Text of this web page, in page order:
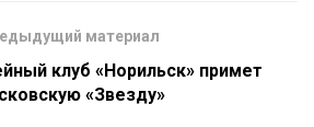
материал
клуб «Норильск» примет
«Звезду»